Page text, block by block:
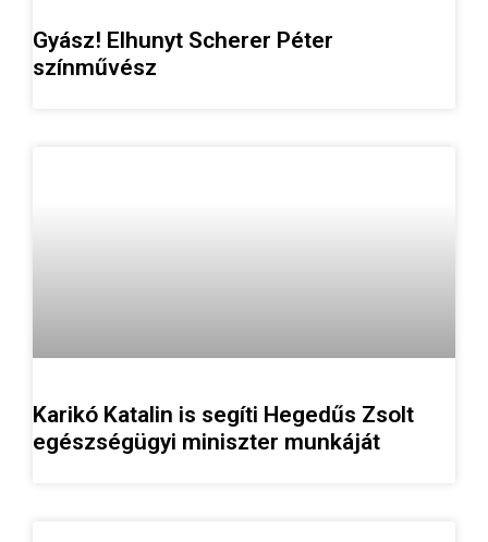
Gyász! Elhunyt Scherer Péter
színművész
Karikó Katalin is segíti Hegedűs Zsolt
egészségügyi miniszter munkáját